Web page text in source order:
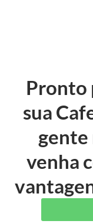
Pronto
sua
gente
venha